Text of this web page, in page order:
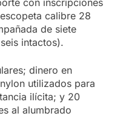
calibre 28
de siete
intactos).
dinero en
utilizados para
ilícita; y 20
al alumbrado